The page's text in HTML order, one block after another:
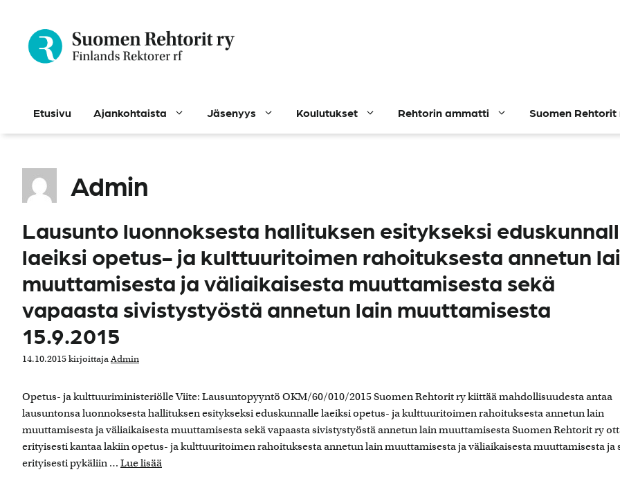
Etusivu Ajankohtaista Jäsenyys Koulutukset Rehtorin ammatti Suomen Rehtorit
Admin
Lausunto luonnoksesta hallituksen esitykseksi
laeiksi opetus- ja kulttuuritoimen rahoituksesta annetun
muuttamisesta ja väliaikaisesta muuttamisesta sekä
vapaasta sivistystyöstä annetun lain muuttamisesta
15.9.2015
14.10.2015kirjoittajaAdmin
Opetus- ja kulttuuriministeriölle Viite: Lausuntopyyntö OKM/60/010/2015 Suomen Rehtorit ry kiittää mahdollisuudesta antaa
lausuntonsa luonnoksesta hallituksen esitykseksi eduskunnalle laeiksi opetus- ja kulttuuritoimen rahoituksesta annetun lain
muuttamisesta ja väliaikaisesta muuttamisesta sekä vapaasta sivistystyöstä annetun lain muuttamisesta Suomen Rehtorit ry
erityisesti kantaa lakiin opetus- ja kulttuuritoimen rahoituksesta annetun lain muuttamisesta ja väliaikaisesta muuttamisesta ja
erityisesti pykäliin … Lue lisää